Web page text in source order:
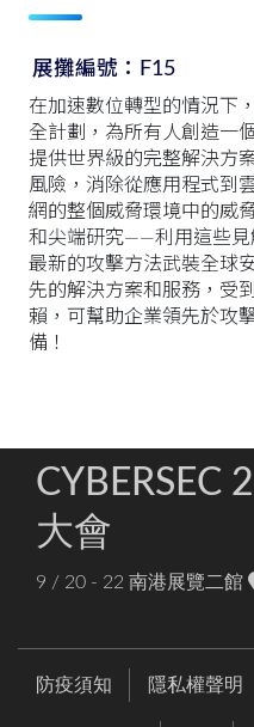
展攤編號：F15
在加速數位轉型的情況下
全計劃，為所有人創造一
提供世界級的完整解決方
風險，消除從應用程式到
網的整個威脅環境中的威
和尖端研究——利用這些見
最新的攻擊方法武裝全球
先的解決方案和服務，受
賴，可幫助企業領先於攻
備！
CYBERSEC
大會
9 / 20 - 22 南港展覽二館
防疫須知 隱私權聲明